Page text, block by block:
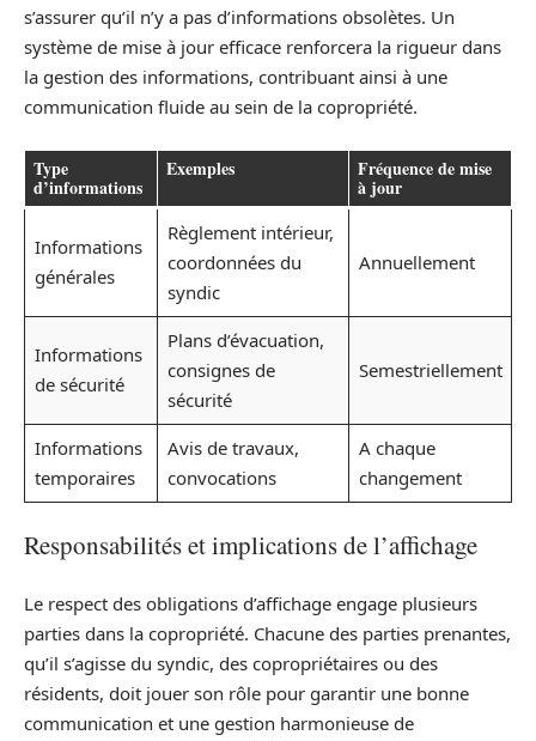
s’assurer qu’il n’y a pas d’informations obsolètes. Un
système de mise à jour efficace renforcera la rigueur dans
la gestion des informations, contribuant ainsi à une
communication fluide au sein de la copropriété.
Type
d’informations
Exemples Fréquence de mise
à jour
Informations
générales
Règlement intérieur,
coordonnées du
syndic
Annuellement
Informations
de sécurité
Plans d’évacuation,
consignes de
sécurité
Semestriellement
Informations
temporaires
Avis de travaux,
convocations
A chaque
changement
Responsabilités et implications de l’affichage
Le respect des obligations d’affichage engage plusieurs
parties dans la copropriété. Chacune des parties prenantes,
qu’il s’agisse du syndic, des copropriétaires ou des
résidents, doit jouer son rôle pour garantir une bonne
communication et une gestion harmonieuse de